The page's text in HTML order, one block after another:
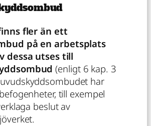
fler än ett
på en arbetsplats
dessa utses till
(enligt 6 kap. 3
har
till exempel
beslut av